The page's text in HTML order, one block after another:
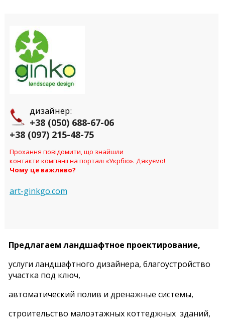
дизайнер:
+38 (050) 688-67-06
+38 (097) 215-48-75
Прохання повідомити, що знайшли
контакти компанії на порталі «Укрбіо». Дякуємо!
Чому це важливо?
art-ginkgo.com
Предлагаем ландшафтное проектирование,
услуги ландшафтного дизайнера, благоустройство
участка под ключ,
автоматический полив и дренажные системы,
строительство малоэтажных коттеджных зданий,